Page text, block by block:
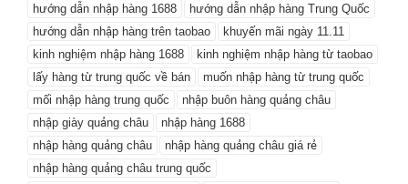
hướng dẫn nhập hàng 1688
hướng dẫn nhập hàng Trung Quốc
hướng dẫn nhập hàng trên taobao
khuyến mãi ngày 11.11
kinh nghiệm nhập hàng 1688
kinh nghiệm nhập hàng từ taobao
lấy hàng từ trung quốc về bán
muốn nhập hàng từ trung quốc
mối nhập hàng trung quốc
nhập buôn hàng quảng châu
nhập giày quảng châu
nhập hàng 1688
nhập hàng quảng châu
nhập hàng quảng châu giá rẻ
nhập hàng quảng châu trung quốc